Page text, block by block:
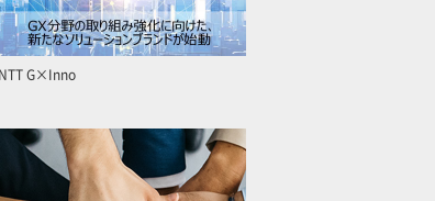
NTT G×Inno